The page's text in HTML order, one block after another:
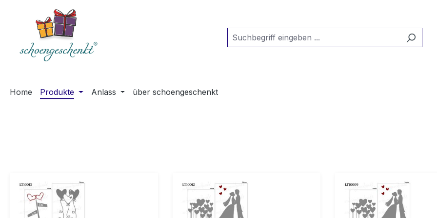
Zur Hauptnavigation springen
Home Produkte Anlass über schoengeschenkt